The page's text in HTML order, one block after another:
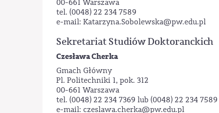
00-661 Warszawa
tel. (0048) 22 234 7589
e-mail: Katarzyna.Sobolewska@pw.edu.pl
Sekretariat Studiów Doktoranckich
Czesława Cherka
Gmach Główny
Pl. Politechniki 1, pok. 312
00-661 Warszawa
tel. (0048) 22 234 7369 lub (0048) 22 234 7589
e-mail: czeslawa.cherka@pw.edu.pl